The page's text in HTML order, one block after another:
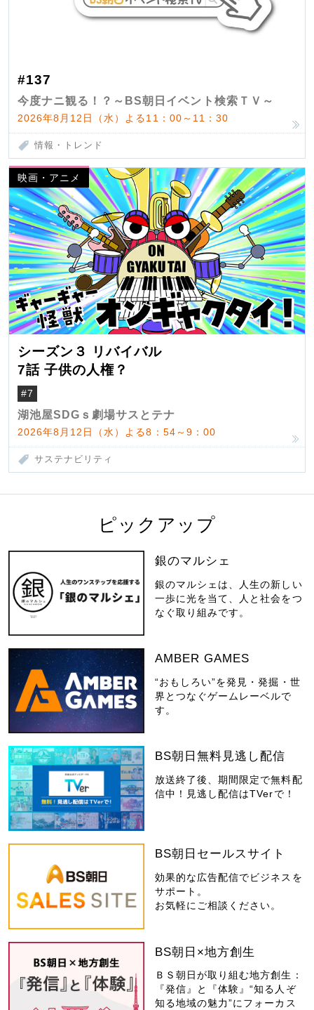
#137
今度ナニ観る！？～BS朝日イベント検索ＴＶ～
2026年8月12日（水）よる11：00～11：30
情報・トレンド
映画・アニメ
シーズン３ リバイバル
7話 子供の人権？
#7
湖池屋SDGｓ劇場サスとテナ
2026年8月12日（水）よる8：54～9：00
サステナビリティ
ピックアップ
銀のマルシェ
銀のマルシェは、人生の新しい
一歩に光を当て、人と社会をつ
なぐ取り組みです。
AMBER GAMES
“おもしろい”を発見・発掘・世
界とつなぐゲームレーベルで
す。
BS朝日無料見逃し配信
放送終了後、期間限定で無料配
信中！見逃し配信はTVerで！
BS朝日セールスサイト
効果的な広告配信でビジネスを
サポート。
お気軽にご相談ください。
BS朝日×地方創生
ＢＳ朝日が取り組む地方創生：
『発信』と『体験』“知る人ぞ
知る地域の魅力”にフォーカス